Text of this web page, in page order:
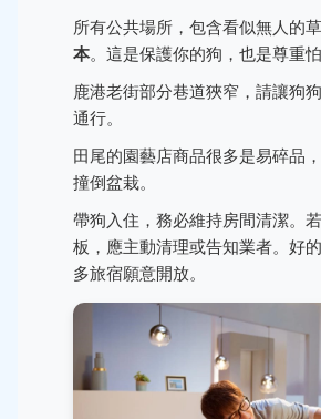
所有公共場所，包含看似無人的草
本。這是保護你的狗，也是尊重怕
鹿港老街部分巷道狹窄，請讓狗
通行。
田尾的園藝店商品很多是易碎品
撞倒盆栽。
帶狗入住，務必維持房間清潔。
板，應主動清理或告知業者。好
多旅宿願意開放。